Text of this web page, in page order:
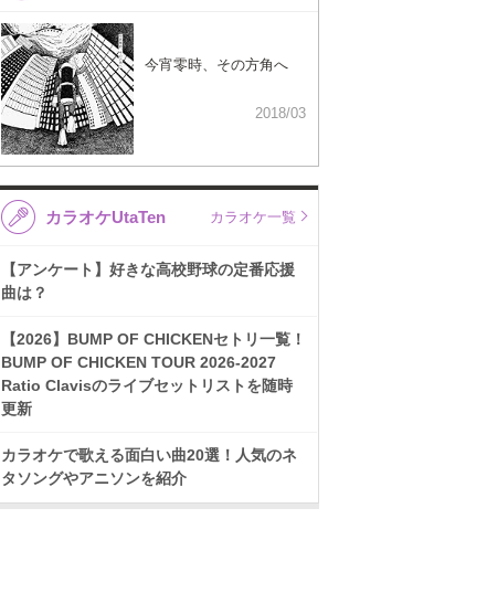
今宵零時、その方角へ
2018/03
カラオケUtaTen カラオケ一覧
【アンケート】好きな高校野球の定番応援
曲は？
【2026】BUMP OF CHICKENセトリ一覧！
BUMP OF CHICKEN TOUR 2026-2027
Ratio Clavisのライブセットリストを随時
更新
カラオケで歌える面白い曲20選！人気のネ
タソングやアニソンを紹介